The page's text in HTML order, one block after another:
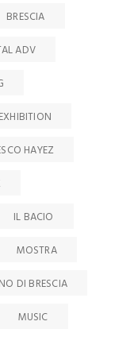
BRESCIA
ADV
EXHIBITION
HAYEZ
IL BACIO
MOSTRA
DI BRESCIA
MUSIC